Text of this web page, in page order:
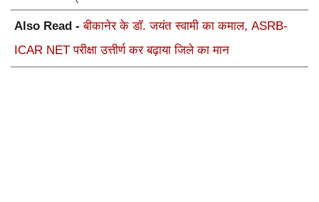
Also Read -बीकानेर के डॉ. जयंत स्वामी का कमाल, ASRB-
ICAR NET परीक्षा उत्तीर्ण कर बढ़ाया जिले का मान